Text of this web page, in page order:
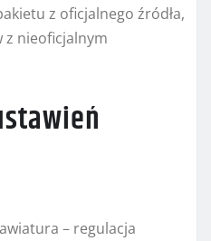
z oficjalnego źródła,
z nieoficjalnym
– regulacja